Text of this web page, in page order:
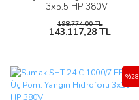
3x5.5 HP 380V
198.774,00 TL
143.117,28 TL
%28